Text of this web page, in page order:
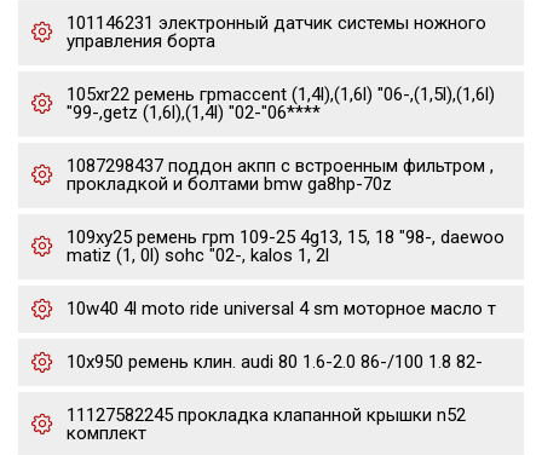
101146231 электронный датчик системы ножного
управления борта
105xr22 ремень грmaccent (1,4l),(1,6l) "06-,(1,5l),(1,6l)
"99-,getz (1,6l),(1,4l) "02-"06****
1087298437 поддон акпп с встроенным фильтром ,
прокладкой и болтами bmw ga8hp-70z
109xy25 ремень грm 109-25 4g13, 15, 18 "98-, daewoo
matiz (1, 0l) sohc "02-, kalos 1, 2l
10w40 4l moto ride universal 4 sm моторное масло т
10x950 ремень клин. audi 80 1.6-2.0 86-/100 1.8 82-
11127582245 прокладка клапанной крышки n52
комплект